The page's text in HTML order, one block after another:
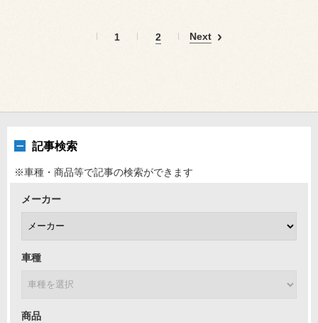
1 2 Next
記事検索
※車種・商品等で記事の検索ができます
メーカー
車種
商品